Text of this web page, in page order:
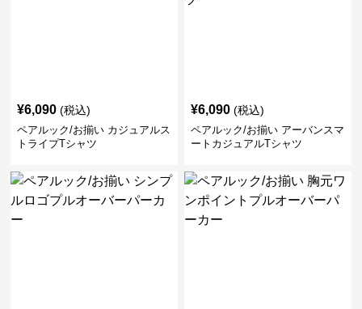
¥6,090 (税込)
ペアルック/お揃い カジュアルス
トライプTシャツ
¥6,090 (税込)
ペアルック/お揃い アーバンスマ
ートカジュアルTシャツ